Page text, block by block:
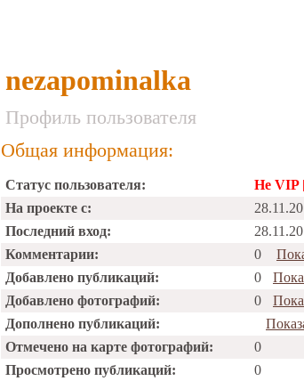
nezapominalka
Профиль пользователя
Общая информация:
Статус пользователя: Не VIP
На проекте с:
Последний вход:
Комментарии:
0
Добавлено публикаций:
0
Добавлено фотографий:
0
Дополнено публикаций:
Отмечено на карте фотографий:
0
Просмотрено публикаций:
0